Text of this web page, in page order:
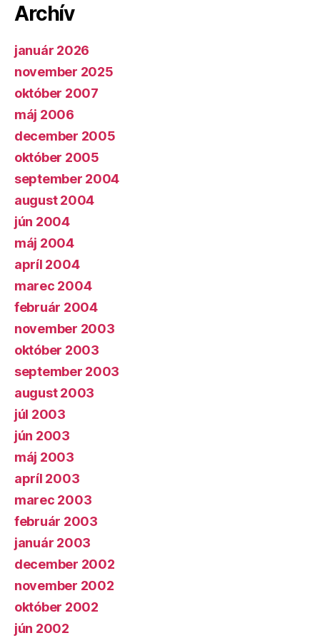
Archív
január 2026
november 2025
október 2007
máj 2006
december 2005
október 2005
september 2004
august 2004
jún 2004
máj 2004
apríl 2004
marec 2004
február 2004
november 2003
október 2003
september 2003
august 2003
júl 2003
jún 2003
máj 2003
apríl 2003
marec 2003
február 2003
január 2003
december 2002
november 2002
október 2002
jún 2002